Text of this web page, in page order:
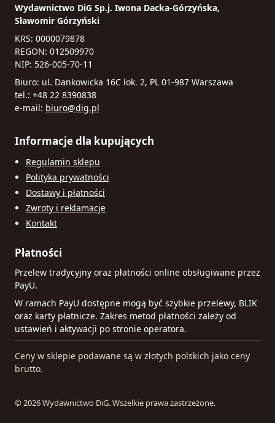
Wydawnictwo DiG Sp.j. Iwona Dacka-Górzyńska,
Sławomir Górzyński
KRS: 0000079878
REGON: 012509970
NIP: 526-005-70-11
Biuro: ul. Dankowicka 16C lok. 2, PL 01-987 Warszawa
tel.: +48 22 8390838
e-mail: biuro@dig.pl
Informacje dla kupujących
Regulamin sklepu
Polityka prywatności
Dostawy i płatności
Zwroty i reklamacje
Kontakt
Płatności
Przelew tradycyjny oraz płatności online obsługiwane przez
PayU.
W ramach PayU dostępne mogą być szybkie przelewy, BLIK
oraz karty płatnicze. Zakres metod płatności zależy od
ustawień i aktywacji po stronie operatora.
Ceny w sklepie podawane są w złotych polskich jako ceny
brutto.
© 2026 Wydawnictwo DiG. Wszelkie prawa zastrzeżone.